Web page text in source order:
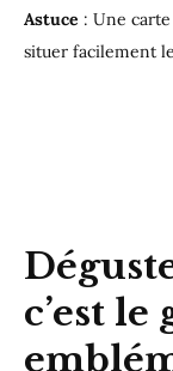
Astuce : Une
situer facilement
c’est le